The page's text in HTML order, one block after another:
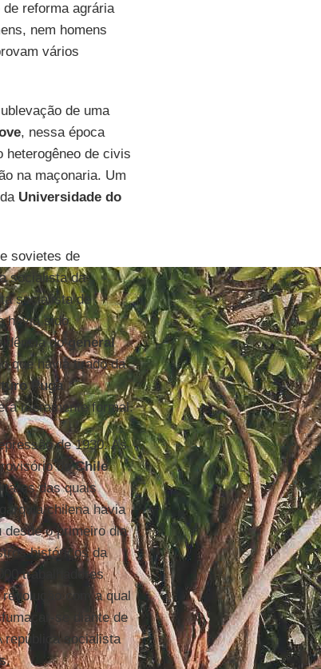
reforma agrária
nem homens
vários
de uma
, nessa época
heterogêneo de civis
na maçonaria. Um
Universidade do
sovietes de
socialista da
socialista de
havia sido
dogeneral
que havia tirado da
Puga
meramente formal.
de 1930. As
doChile
das quais
chilena havia
desde o primeiro dia
históricos da
trabalhadores
com a qual
se diante de
república socialista